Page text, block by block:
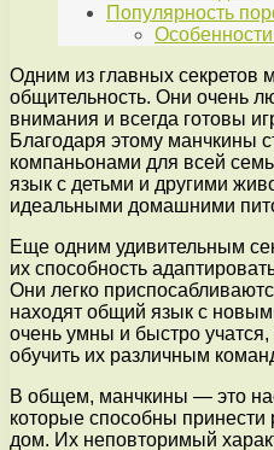
Популярность
Одним из главных секретов
общительность. Они очень
внимания и всегда готовы
Благодаря этому манчкины
компаньонами для всей
язык с детьми и другими
идеальными домашними
Еще одним удивительным
их способность
Они легко
находят общий язык с
очень умны и быстро
обучить их различным
В общем, манчкины — это
которые способны принести
дом. Их неповторимый